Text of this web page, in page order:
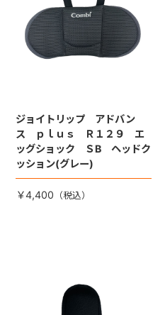
ジョイトリップ アドバン
ス ｐｌｕｓ Ｒ１２９ エ
ッグショック ＳB ヘッドク
ッション(グレー)
￥4,400